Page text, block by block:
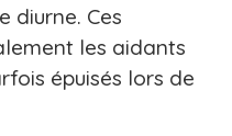
diurne. Ces
les aidants
épuisés lors de